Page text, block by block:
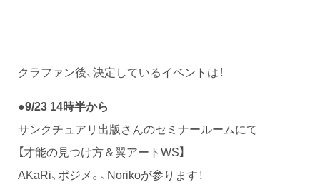
クラファン後、決定しているイベントは！
●9/23 14時半から
サンクチュアリ出版さんのセミナールームにて
【才能の見つけ方＆翼アートWS】
AKaRi、ポジメ。、Norikoが参ります！